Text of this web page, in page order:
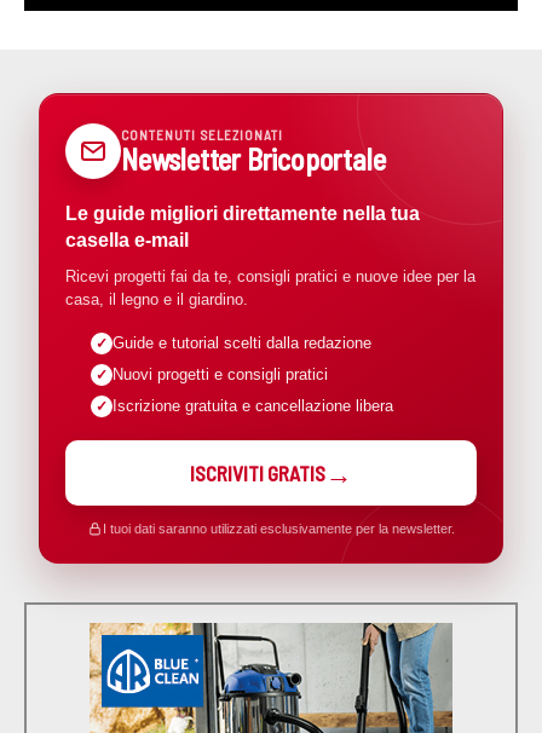
CONTENUTI SELEZIONATI
Newsletter Bricoportale
Le guide migliori direttamente nella tua
casella e-mail
Ricevi progetti fai da te, consigli pratici e nuove idee per la
casa, il legno e il giardino.
Guide e tutorial scelti dalla redazione
Nuovi progetti e consigli pratici
Iscrizione gratuita e cancellazione libera
ISCRIVITI GRATIS
I tuoi dati saranno utilizzati esclusivamente per la newsletter.